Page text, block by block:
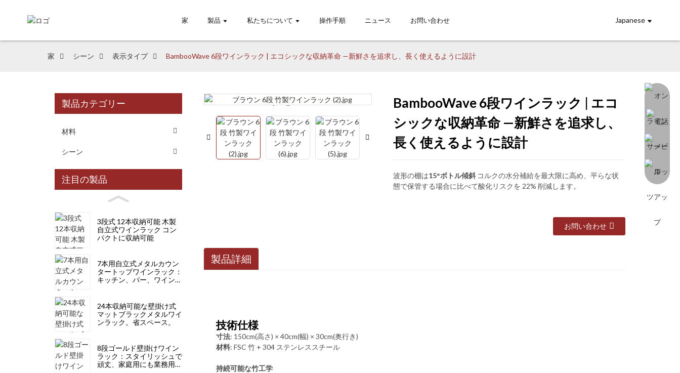
家 製品 私たちについて 操作手順 ニュース お問い合わせ Japanese
家 シーン 表示タイプ ‌BambooWave 6段ワインラック | エコシックな収納革命‌ ‌—新鮮さを追求し、長く使えるように設計
製品カテゴリー
材料
シーン
注目の製品
3段式 12本収納可能 木製
自立式ワインラック コン
パクトに収納可能
7本用自立式メタルカウン
タートップワインラック：
キッチン、バー、ワインセ
24本収納可能な壁掛け式
マットブラックメタルワイ
ンラック。省スペース。
8段ゴールド壁掛けワイン
ラック：スタイリッシュで
頑丈、家庭用にも業務用に
Loading...
Loading... Loading...
Loading... Loading...
Loading... Loading...
Loading...
‌BambooWave 6段ワインラック | エコ
シックな収納革命‌ ‌—新鮮さを追求し、
長く使えるように設計
波形の棚は15°ボトル傾斜‌ コルクの水分補給を最大限に高め、平らな状
態で保管する場合に比べて酸化リスクを 22% 削減します‌。
お問い合わせ
製品詳細
技術仕様
寸法: 150cm(高さ) × 40cm(幅) × 30cm(奥行き)
材料: FSC 竹 + 304 ステンレススチール
持続可能な竹工学